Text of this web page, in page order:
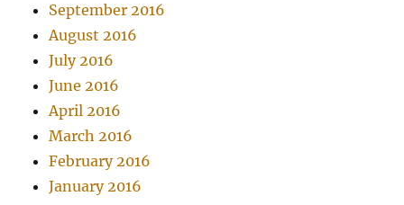
September 2016
August 2016
July 2016
June 2016
April 2016
March 2016
February 2016
January 2016